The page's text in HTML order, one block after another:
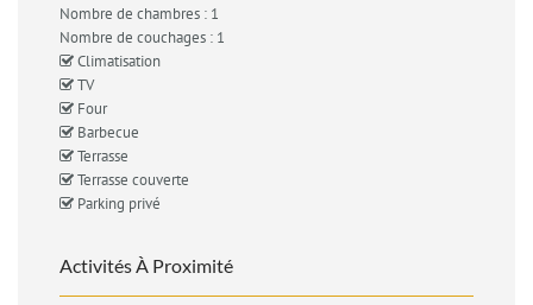
Nombre de chambres : 1
Nombre de couchages : 1
Climatisation
TV
Four
Barbecue
Terrasse
Terrasse couverte
Parking privé
Activités À Proximité